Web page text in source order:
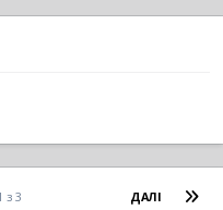
ДАЛІ
з 3